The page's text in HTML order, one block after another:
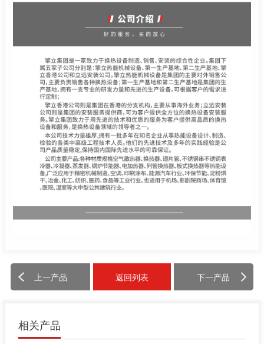
上一产品 返回列表 下一产品
相关产品